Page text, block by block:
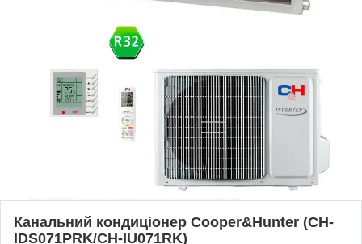
Канальний кондиціонер Cooper&Hunter (CH-
IDS071PRK/CH-IU071RK)